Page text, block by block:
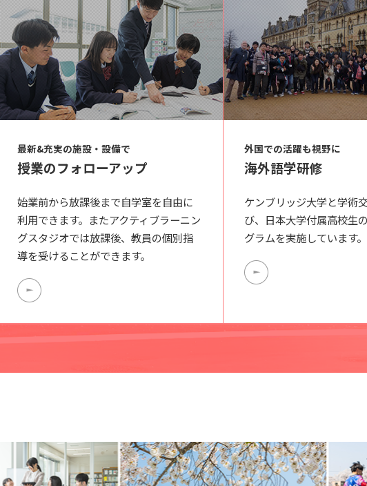
最新&充実の施設・設備で
授業のフォローアップ
始業前から放課後まで自学室を自由に
利用できます。またアクティブラーニン
グスタジオでは放課後、教員の個別指
導を受けることができます。
外国での活躍も視野に
海外語学研修
ケンブリッジ大学と学術
び、日本大学付属高校生
グラムを実施しています。